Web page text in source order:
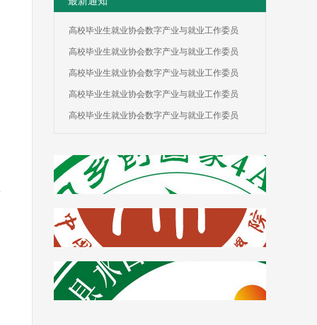
高校毕业生就业协会数字产业与就业工作委员
高校毕业生就业协会数字产业与就业工作委员
高校毕业生就业协会数字产业与就业工作委员
高校毕业生就业协会数字产业与就业工作委员
高校毕业生就业协会数字产业与就业工作委员